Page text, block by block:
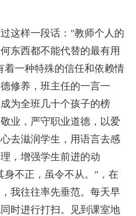
这样一段话："教师个人的
东西都不能代替的最有用
着一种特殊的信任和依赖情
修养，班主任的一言一
为全班几十个孩子的榜
业，严守职业道德，以爱
去滋润学生，用语言去感
，增强学生前进的动
身不正，虽令不从。"，在
我往往率先垂范。每天早
时进行打扫。见到课室地